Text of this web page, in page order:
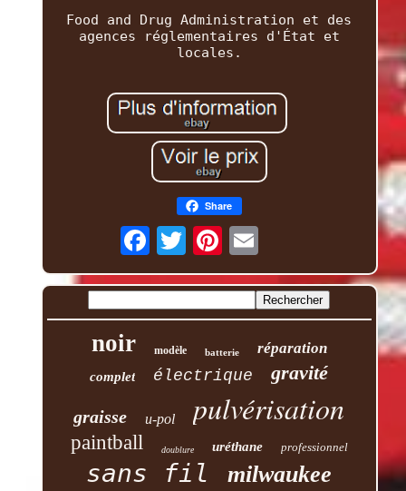
Food and Drug Administration et des
agences réglementaires d'État et
locales.
Share
noir modèle batterie réparation
complet électrique gravité
graisse u-pol pulvérisation
paintball doublure uréthane professionnel
sans fil milwaukee